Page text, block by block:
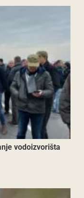
vodoizvorišta